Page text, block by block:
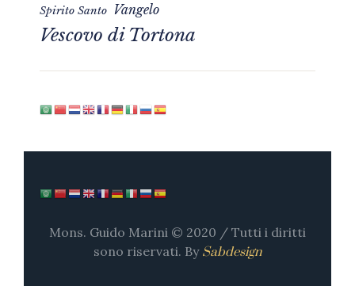
Spirito Santo Vangelo
Vescovo di Tortona
Mons. Guido Marini © 2020 / Tutti i diritti
sono riservati. By Sabdesign